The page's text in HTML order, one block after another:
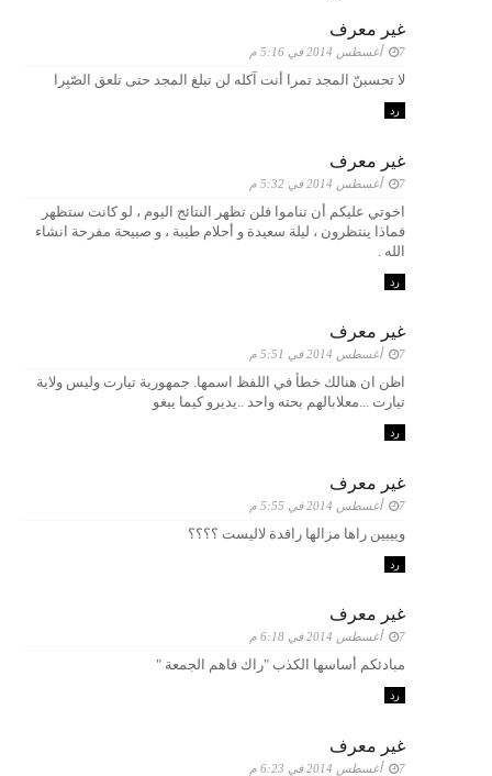
غير معرف
7 أغسطس 2014 في 5:16 م
لا تحسبنّ المجد تمرا أنت آكله لن تبلغ المجد حتى تلعق الصّبِرا
رد
غير معرف
7 أغسطس 2014 في 5:32 م
اخوتي عليكم أن تناموا فلن تظهر النتائج اليوم ، لو كانت ستظهر
فماذا ينتظرون ، ليلة سعيدة و أحلام طيبة ، و صبيحة مفرحة انشاء
الله .
رد
غير معرف
7 أغسطس 2014 في 5:51 م
اظن ان هنالك خطأ في اللفظ اسمها. جمهورية تيارت وليس ولاية
تيارت ...معلابالهم بحته واحد ..يديرو كيما يبغو
رد
غير معرف
7 أغسطس 2014 في 5:55 م
ويييين راها مزالها راقدة لاليست ؟؟؟؟
رد
غير معرف
7 أغسطس 2014 في 6:18 م
مبادئكم أساسها الكذب "راك فاهم الجمعة "
رد
غير معرف
7 أغسطس 2014 في 6:23 م